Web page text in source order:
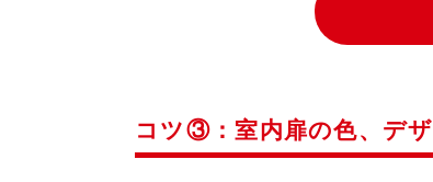
コツ③：室内扉の色、デ